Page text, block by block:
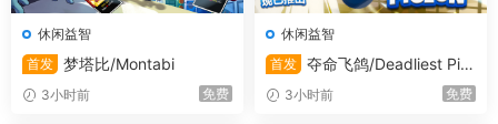
网络: 宽带互联网连接
需要 3 GB 可用空间
附注事项:
游戏默认使用 Vulkan 渲染引擎，你
可以通过启动选项手动改为DX11。
休闲益智
首发 梦塔比/Montabi
3小时前 免费
休闲益智
首发 夺命飞鸽/Deadliest Pig
eon3小时前 免费